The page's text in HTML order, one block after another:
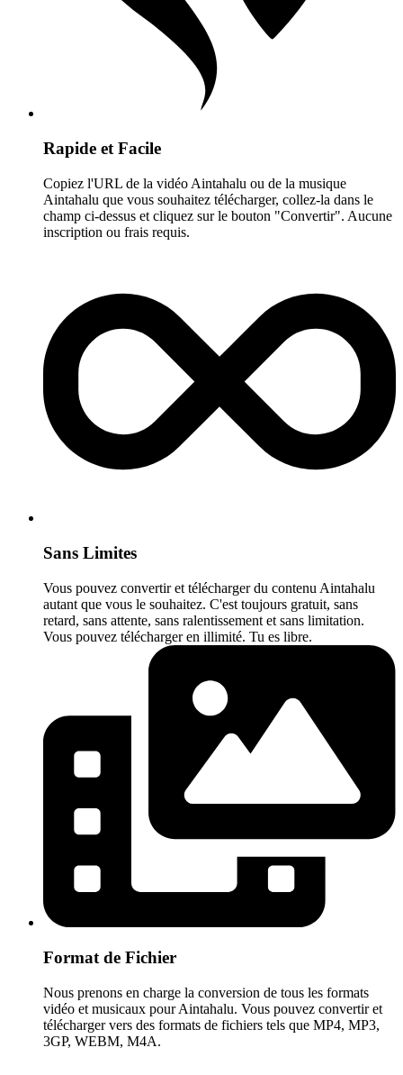
Rapide et Facile
Copiez l'URL de la vidéo Aintahalu ou de la musique
Aintahalu que vous souhaitez télécharger, collez-la dans le
champ ci-dessus et cliquez sur le bouton "Convertir". Aucune
inscription ou frais requis.
Sans Limites
Vous pouvez convertir et télécharger du contenu Aintahalu
autant que vous le souhaitez. C'est toujours gratuit, sans
retard, sans attente, sans ralentissement et sans limitation.
Vous pouvez télécharger en illimité. Tu es libre.
Format de Fichier
Nous prenons en charge la conversion de tous les formats
vidéo et musicaux pour Aintahalu. Vous pouvez convertir et
télécharger vers des formats de fichiers tels que MP4, MP3,
3GP, WEBM, M4A.